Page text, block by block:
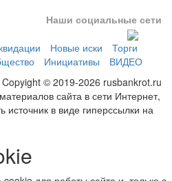
Наши социальные сети
Новые иски
Торги
Инициативы
ВИДЕО
Copyight © 2019-2026 rusbankrot.ru
сайта в сети Интернет,
источник в виде гиперссылки на